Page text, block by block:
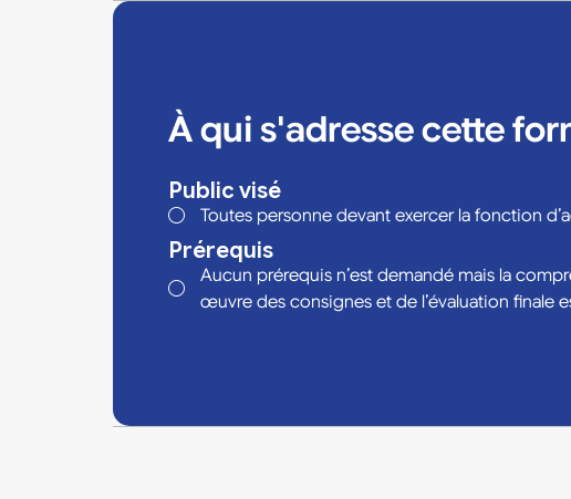
À qui s'adresse cette
Public visé
Toutes personne devant exercer la fonction
Prérequis
Aucun prérequis n’est demandé mais la
œuvre des consignes et de l’évaluation finale